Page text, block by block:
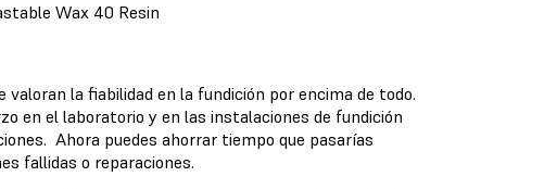
Wax 40 Resin
la fiabilidad en la fundición por encima de todo.
en el laboratorio y en las instalaciones de fundición
Ahora puedes ahorrar tiempo que pasarías
fallidas o reparaciones.